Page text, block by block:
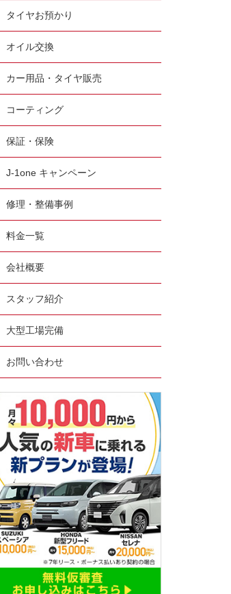
タイヤお預かり
オイル交換
カー用品・タイヤ販売
コーティング
保証・保険
J-1one キャンペーン
修理・整備事例
料金一覧
会社概要
スタッフ紹介
大型工場完備
お問い合わせ